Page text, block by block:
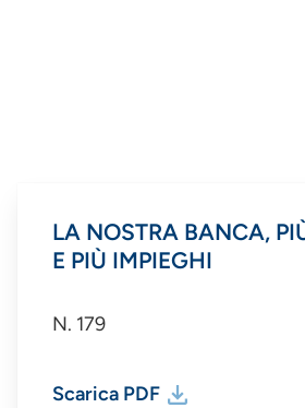
LA NOSTRA BANCA,
E PIÙ IMPIEGHI
N. 179
Scarica PDF